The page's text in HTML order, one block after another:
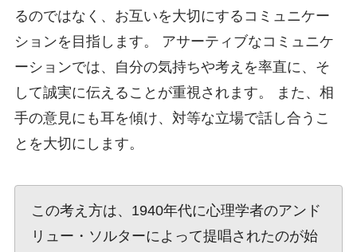
るのではなく、お互いを大切にするコミュニケー
ションを目指します。 アサーティブなコミュニケ
ーションでは、自分の気持ちや考えを率直に、そ
して誠実に伝えることが重視されます。 また、相
手の意見にも耳を傾け、対等な立場で話し合うこ
とを大切にします。
この考え方は、1940年代に心理学者のアンド
リュー・ソルターによって提唱されたのが始